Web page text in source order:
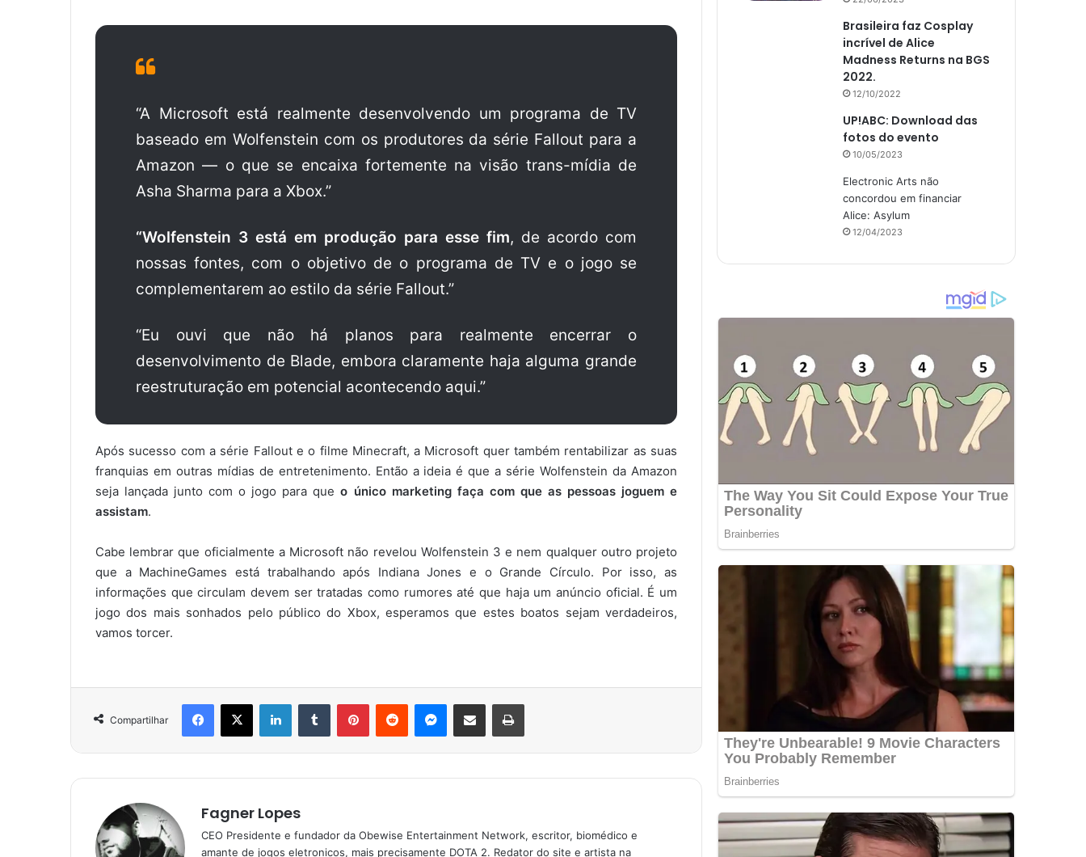
“A Microsoft está realmente desenvolvendo um programa de TV
baseado em Wolfenstein com os produtores da série Fallout para a
Amazon — o que se encaixa fortemente na visão trans-mídia de
Asha Sharma para a Xbox.”
“Wolfenstein 3 está em produção para esse fim, de acordo com
nossas fontes, com o objetivo de o programa de TV e o jogo se
complementarem ao estilo da série Fallout.”
“Eu ouvi que não há planos para realmente encerrar o
desenvolvimento de Blade, embora claramente haja alguma grande
reestruturação em potencial acontecendo aqui.”
Após sucesso com a série Fallout e o filme Minecraft, a Microsoft quer também rentabilizar as suas
franquias em outras mídias de entretenimento. Então a ideia é que a série Wolfenstein da Amazon
seja lançada junto com o jogo para queo único marketing faça com que as pessoas joguem e
assistam.
Cabe lembrar que oficialmente a Microsoft não revelou Wolfenstein 3 e nem qualquer outro projeto
que a MachineGames está trabalhando após Indiana Jones e o Grande Círculo. Por isso, as
informações que circulam devem ser tratadas como rumores até que haja um anúncio oficial. É um
jogo dos mais sonhados pelo público do Xbox, esperamos que estes boatos sejam verdadeiros,
vamos torcer.
Compartilhar
Facebook
X LinkedinTumblr PinterestReddit Messenger
Compartilhar via e-mail Imprimir
Fagner Lopes
CEO Presidente e fundador da Obewise Entertainment Network, escritor, biomédico e
amante de jogos eletronicos, mais precisamente DOTA 2. Redator do site e artista na
Brasileira faz Cosplay
incrível de Alice
Madness Returns na BGS
2022.
12/10/2022
UP!ABC: Download das
fotos do evento
10/05/2023
Electronic Arts não
concordou em financiar
Alice: Asylum
12/04/2023